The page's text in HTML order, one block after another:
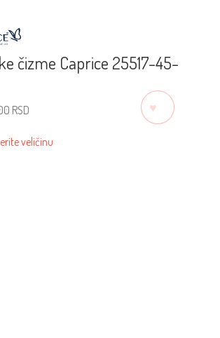
čizme Caprice 25517-45-
RSD
veličinu